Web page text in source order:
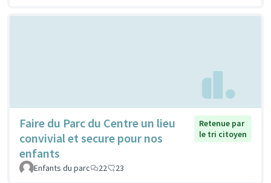
Faire du Parc du Centre un lieu
convivial et secure pour nos
enfants
Retenue par
le tri citoyen
Enfants du parc 22 23